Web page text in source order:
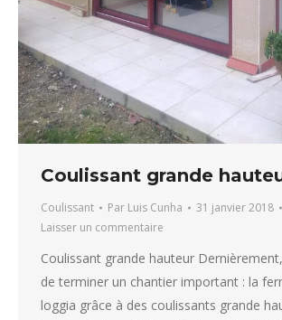
Coulissant grande
Coulissant Par Luis Cunha
31 janvier 2018
Laisser un commentaire
Coulissant grande hauteur
de terminer un chantier important : la
loggia grâce à des coulissants grande